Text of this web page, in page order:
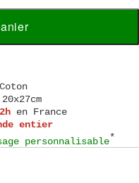
Coton
20x27cm
en France
entier
personnalisable*